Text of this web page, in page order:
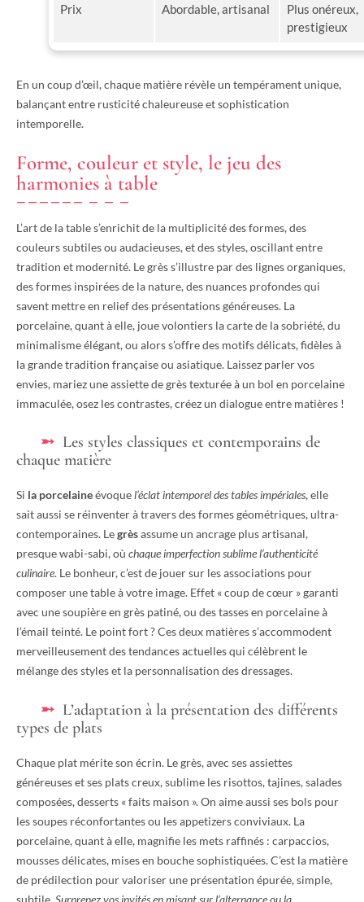
Prix Abordable, artisanal
Plus onéreux,
prestigieux
En un coup d’œil, chaque matière révèle un tempérament unique,
balançant entre rusticité chaleureuse et sophistication
intemporelle.
Forme, couleur et style, le jeu des
harmonies à table
L’art de la table s’enrichit de la multiplicité des formes, des
couleurs subtiles ou audacieuses, et des styles, oscillant entre
tradition et modernité. Le grès s’illustre par des lignes organiques,
des formes inspirées de la nature, des nuances profondes qui
savent mettre en relief des présentations généreuses. La
porcelaine, quant à elle, joue volontiers la carte de la sobriété, du
minimalisme élégant, ou alors s’offre des motifs délicats, fidèles à
la grande tradition française ou asiatique. Laissez parler vos
envies, mariez une assiette de grès texturée à un bol en porcelaine
immaculée, osez les contrastes, créez un dialogue entre matières !
Les styles classiques et contemporains de
chaque matière
Si la porcelaineévoquel’éclat intemporel des tables impériales, elle
sait aussi se réinventer à travers des formes géométriques, ultra-
contemporaines. Legrèsassume un ancrage plus artisanal,
presque wabi-sabi, où chaque imperfection sublime l’authenticité
culinaire. Le bonheur, c’est de jouer sur les associations pour
composer une table à votre image. Effet « coup de cœur » garanti
avec une soupière en grès patiné, ou des tasses en porcelaine à
l’émail teinté. Le point fort ? Ces deux matières s’accommodent
merveilleusement des tendances actuelles qui célèbrent le
mélange des styles et la personnalisation des dressages.
L’adaptation à la présentation des différents
types de plats
Chaque plat mérite son écrin. Le grès, avec ses assiettes
généreuses et ses plats creux, sublime les risottos, tajines, salades
composées, desserts « faits maison ». On aime aussi ses bols pour
les soupes réconfortantes ou les appetizers conviviaux. La
porcelaine, quant à elle, magnifie les mets raffinés : carpaccios,
mousses délicates, mises en bouche sophistiquées. C’est la matière
de prédilection pour valoriser une présentation épurée, simple,
subtile. Surprenez vos invités en misant sur l’alternance ou la